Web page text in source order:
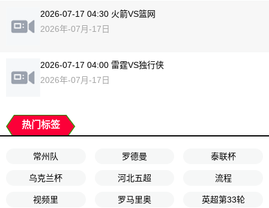
2026-07-17 04:30 火箭VS篮网
2026年-07月-17日
2026-07-17 04:00 雷霆VS独行侠
2026年-07月-17日
热门标签
常州队 罗德曼 泰联杯
乌克兰杯 河北五超 流程
视频里 罗马里奥 英超第33轮